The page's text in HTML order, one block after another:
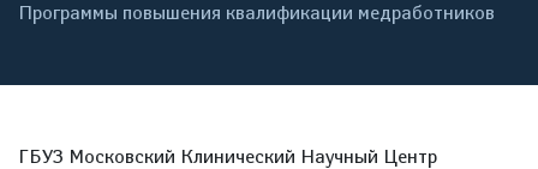
Программы повышения квалификации медработников
ГБУЗ Московский Клинический Научный Центр